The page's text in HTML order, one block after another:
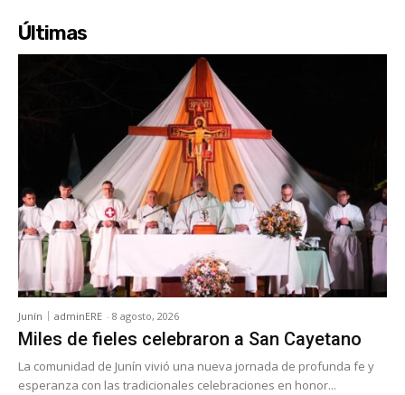
Últimas
Junín adminERE - 8 agosto, 2026
Miles de fieles celebraron a San Cayetano
La comunidad de Junín vivió una nueva jornada de profunda fe y
esperanza con las tradicionales celebraciones en honor...